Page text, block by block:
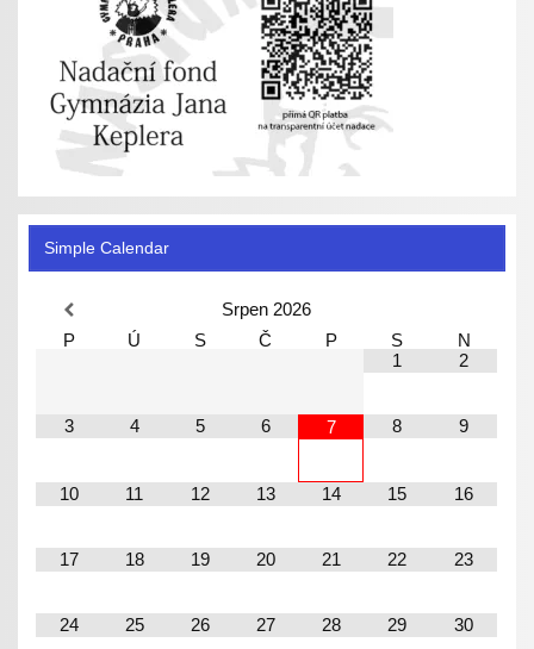
Simple Calendar
Srpen 2026
P
Ú S Č P S
N
1
2
3 4 5 6 7 8 9
10 11 12 13 14 15 16
17 18 19 20 21 22 23
24 25 26 27 28 29 30